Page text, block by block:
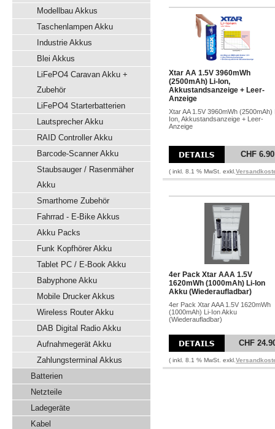
Modellbau Akkus
Taschenlampen Akku
Industrie Akkus
Blei Akkus
LiFePO4 Caravan Akku +
Zubehör
LiFePO4 Starterbatterien
Lautsprecher Akku
RAID Controller Akku
Barcode-Scanner Akku
Staubsauger / Rasenmäher
Akku
Smarthome Zubehör
Fahrrad - E-Bike Akkus
Akku Packs
Funk Kopfhörer Akku
Tablet PC / E-Book Akku
Babyphone Akku
Mobile Drucker Akkus
Wireless Router Akku
DAB Digital Radio Akku
Aufnahmegerät Akku
Zahlungsterminal Akkus
Batterien
Netzteile
Ladegeräte
Kabel
Xtar AA 1.5V 3960mWh
(2500mAh) Li-Ion,
Akkustandsanzeige + Leer-
Anzeige
Xtar AA 1.5V 3960mWh (2500mAh)
Ion, Akkustandsanzeige + Leer-
Anzeige
CHF 6.90
( inkl. 8.1 % MwSt. exkl.
4er Pack Xtar AAA 1.5V
1620mWh (1000mAh) Li-Ion
Akku (Wiederaufladbar)
4er Pack Xtar AAA 1.5V 1620mWh
(1000mAh) Li-Ion Akku
(Wiederaufladbar)
CHF
( inkl. 8.1 % MwSt. exkl.